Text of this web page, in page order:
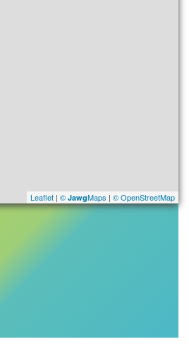
Leaflet | © JawgMaps | © OpenStreetMap